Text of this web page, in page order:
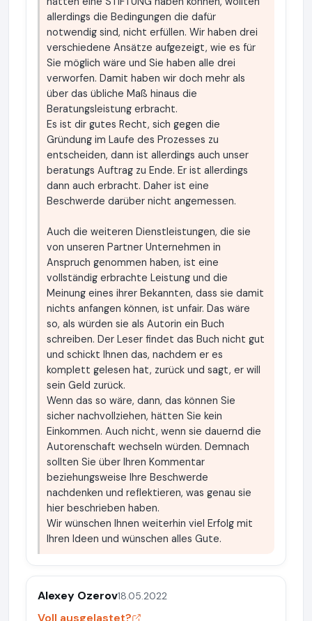
allerdings die Bedingungen die dafür
notwendig sind, nicht erfüllen. Wir haben drei
verschiedene Ansätze aufgezeigt, wie es für
Sie möglich wäre und Sie haben alle drei
verworfen. Damit haben wir doch mehr als
über das übliche Maß hinaus die
Beratungsleistung erbracht.
Es ist dir gutes Recht, sich gegen die
Gründung im Laufe des Prozesses zu
entscheiden, dann ist allerdings auch unser
beratungs Auftrag zu Ende. Er ist allerdings
dann auch erbracht. Daher ist eine
Beschwerde darüber nicht angemessen.
Auch die weiteren Dienstleistungen, die sie
von unseren Partner Unternehmen in
Anspruch genommen haben, ist eine
vollständig erbrachte Leistung und die
Meinung eines ihrer Bekannten, dass sie damit
nichts anfangen können, ist unfair. Das wäre
so, als würden sie als Autorin ein Buch
schreiben. Der Leser findet das Buch nicht gut
und schickt Ihnen das, nachdem er es
komplett gelesen hat, zurück und sagt, er will
sein Geld zurück.
Wenn das so wäre, dann, das können Sie
sicher nachvollziehen, hätten Sie kein
Einkommen. Auch nicht, wenn sie dauernd die
Autorenschaft wechseln würden. Demnach
sollten Sie über Ihren Kommentar
beziehungsweise Ihre Beschwerde
nachdenken und reflektieren, was genau sie
hier beschrieben haben.
Wir wünschen Ihnen weiterhin viel Erfolg mit
Ihren Ideen und wünschen alles Gute.
Alexey Ozerov18.05.2022
Voll ausgelastet?